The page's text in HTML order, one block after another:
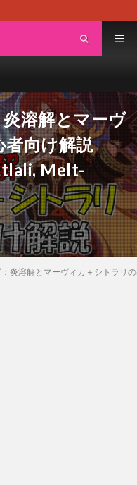
溶解とマーヴ
者向け解説
Melt-
：炎溶解とマーヴィカ＋シトラリ